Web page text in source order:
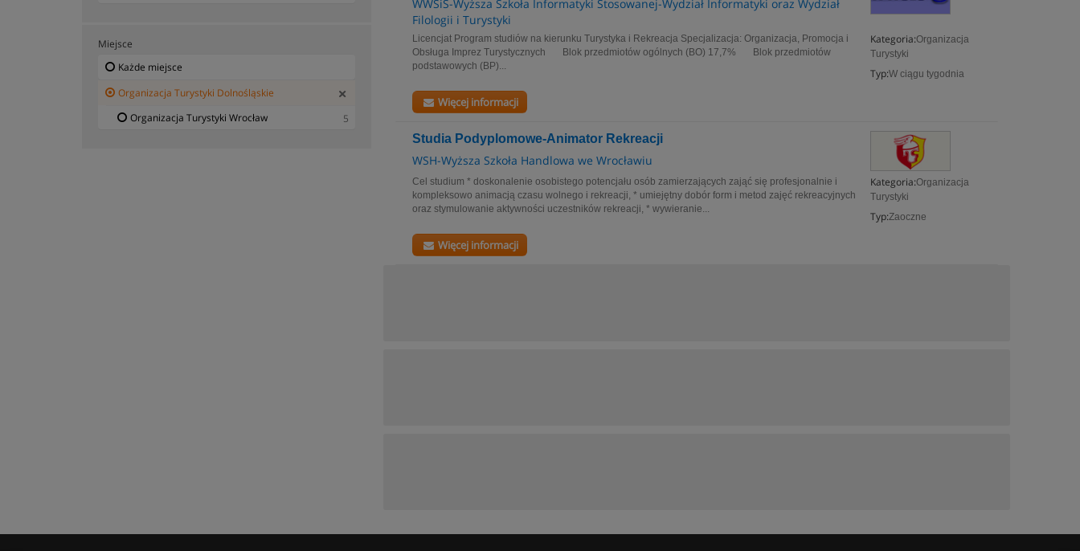
WWSiS-Wyższa Szkoła Informatyki Stosowanej-Wydział Informatyki oraz Wydział
Filologii i Turystyki
Kategoria:Organizacja
Turystyki
Typ:W ciągu tygodnia
Licencjat Program studiów na kierunku Turystyka i Rekreacja Specjalizacja: Organizacja, Promocja i
Obsługa Imprez Turystycznych Blok przedmiotów ogólnych (BO) 17,7% Blok przedmiotów
podstawowych (BP)...
Więcej informacji
Studia Podyplomowe-Animator Rekreacji
WSH-Wyższa Szkoła Handlowa we Wrocławiu
Kategoria:Organizacja
Turystyki
Typ:Zaoczne
Cel studium * doskonalenie osobistego potencjału osób zamierzających zająć się profesjonalnie i
kompleksowo animacją czasu wolnego i rekreacji, * umiejętny dobór form i metod zajęć rekreacyjnych
oraz stymulowanie aktywności uczestników rekreacji, * wywieranie...
Więcej informacji
Miejsce
Każde miejsce
Organizacja Turystyki Dolnośląskie
Organizacja Turystyki Wrocław
5